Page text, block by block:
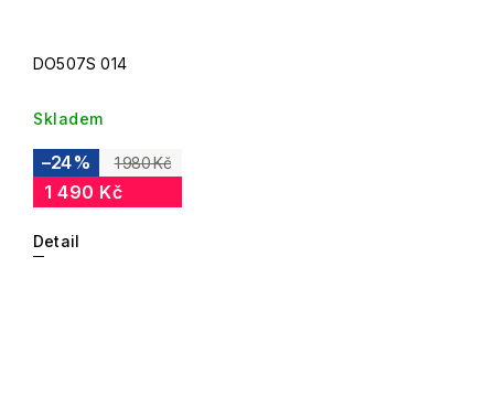
DO507S 014
Skladem
1 980 Kč
–24 %
1 490 Kč
Detail